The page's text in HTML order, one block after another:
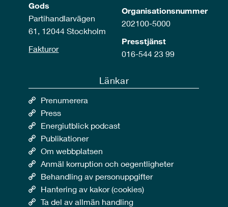
Gods
Partihandlarvägen
61, 12044 Stockholm
Fakturor
Organisationsnummer
202100-5000
Presstjänst
016-544 23 99
Länkar
Prenumerera
Press
Energiutblick podcast
Publikationer
Om webbplatsen
Anmäl korruption och oegentligheter
Behandling av personuppgifter
Hantering av kakor (cookies)
Ta del av allmän handling